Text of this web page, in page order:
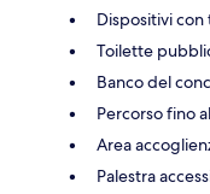
Dispositivi
Toilette
Banco del
Percorso fino
Area
Palestra